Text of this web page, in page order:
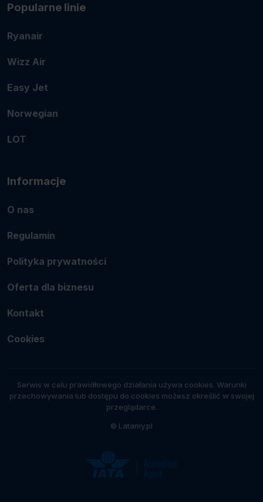
Popularne linie
Ryanair
Wizz Air
Easy Jet
Norwegian
LOT
Informacje
O nas
Regulamin
Polityka prywatności
Oferta dla biznesu
Kontakt
Cookies
Serwis w celu prawidłowego działania używa cookies. Warunki
przechowywania lub dostępu do cookies możesz określić w swojej
przeglądarce.
© Latamy.pl